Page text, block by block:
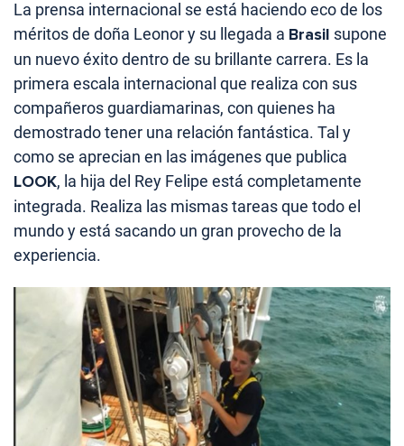
La prensa internacional se está haciendo eco de los
méritos de doña Leonor y su llegada a Brasil supone
un nuevo éxito dentro de su brillante carrera. Es la
primera escala internacional que realiza con sus
compañeros guardiamarinas, con quienes ha
demostrado tener una relación fantástica. Tal y
como se aprecian en las imágenes que publica
LOOK, la hija del Rey Felipe está completamente
integrada. Realiza las mismas tareas que todo el
mundo y está sacando un gran provecho de la
experiencia.